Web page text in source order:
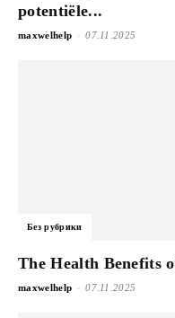
potentiële...
maxwelhelp - 07.11.2025
Без рубрики
The Health Benefits
maxwelhelp - 07.11.2025